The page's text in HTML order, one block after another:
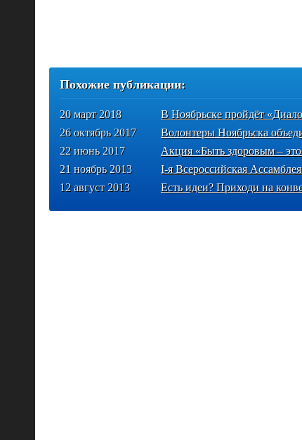
Похожие публикации:
20 март 2018
В Ноябрьске пройдёт
26 октябрь 2017
Волонтеры Ноябрьска
22 июнь 2017
Акция «Быть здоровым –
21 ноябрь 2013
I-я Всероссийская
12 август 2013
Есть идеи? Приходи на